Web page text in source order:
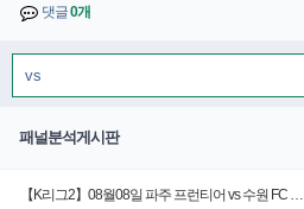
댓글0개
패널분석게시판
【K리그2】08월08일 파주 프런티어 vs 수원 FC …